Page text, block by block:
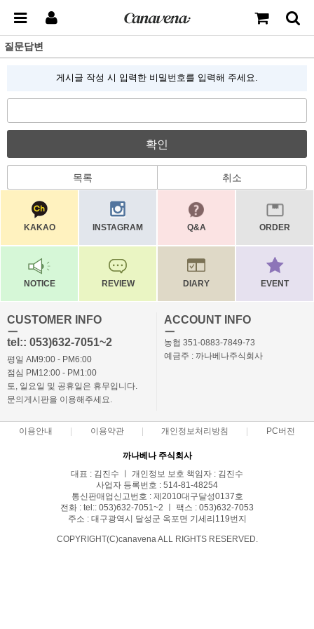
질문답변
게시글 작성 시 입력한 비밀번호를 입력해 주세요.
확인
목록 취소
KAKAO INSTAGRAM Q&A ORDER
NOTICE REVIEW DIARY EVENT
CUSTOMER INFO
ㅡ
tel:: 053)632-7051~2
평일 AM9:00 - PM6:00
점심 PM12:00 - PM1:00
토, 일요일 및 공휴일은 휴무입니다.
문의게시판을 이용해주세요.
ACCOUNT INFO
ㅡ
농협 351-0883-7849-73
예금주 : 까나베나주식회사
이용안내 이용약관 개인정보처리방침 PC버전
까나베나 주식회사
대표 : 김진수 ㅣ 개인정보 보호 책임자 : 김진수
사업자 등록번호 : 514-81-48254
통신판매업신고번호 : 제2010대구달성0137호
전화 : tel:: 053)632-7051~2 ㅣ 팩스 : 053)632-7053
주소 : 대구광역시 달성군 옥포면 기세리119번지
COPYRIGHT(C)canavena ALL RIGHTS RESERVED.